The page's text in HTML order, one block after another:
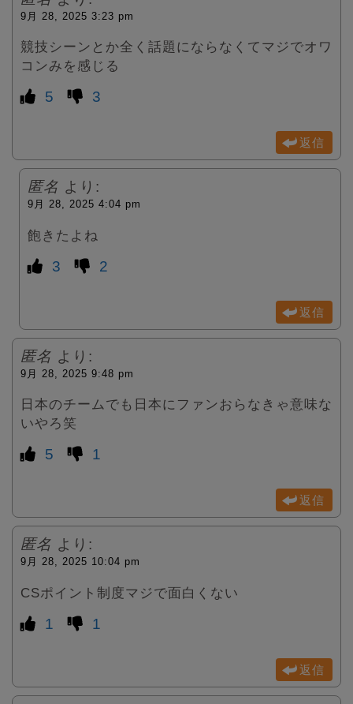
9月 28, 2025 3:23 pm
競技シーンとか全く話題にならなくてマジでオワ
コンみを感じる
5 3
返信
匿名 より:
9月 28, 2025 4:04 pm
飽きたよね
3 2
返信
匿名 より:
9月 28, 2025 9:48 pm
日本のチームでも日本にファンおらなきゃ意味な
いやろ笑
5 1
返信
匿名 より:
9月 28, 2025 10:04 pm
CSポイント制度マジで面白くない
1 1
返信